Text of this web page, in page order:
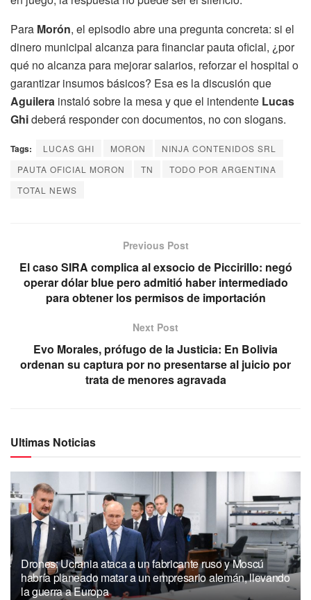
Para Morón, el episodio abre una pregunta concreta: si el
dinero municipal alcanza para financiar pauta oficial, ¿por
qué no alcanza para mejorar salarios, reforzar el hospital o
garantizar insumos básicos? Esa es la discusión que
Aguilera instaló sobre la mesa y que el intendente Lucas
Ghideberá responder con documentos, no con slogans.
Tags: LUCAS GHI MORON
NINJA CONTENIDOS SRL
PAUTA OFICIAL MORON
TN
TODO POR ARGENTINA
TOTAL NEWS
Previous Post
El caso SIRA complica al exsocio de Piccirillo: negó
operar dólar blue pero admitió haber intermediado
para obtener los permisos de importación
Next Post
Evo Morales, prófugo de la Justicia: En Bolivia
ordenan su captura por no presentarse al juicio por
trata de menores agravada
Ultimas Noticias
Drones: Ucrania ataca a un fabricante ruso y Moscú
habría planeado matar a un empresario alemán, llevando
la guerra a Europa